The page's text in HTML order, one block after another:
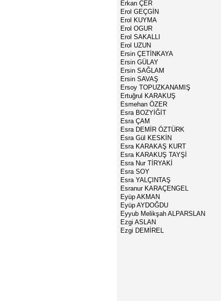
Erkan ÇER
Erol GEÇGİN
Erol KUYMA
Erol OGUR
Erol SAKALLI
Erol UZUN
Ersin ÇETİNKAYA
Ersin GÜLAY
Ersin SAĞLAM
Ersin SAVAŞ
Ersoy TOPUZKANAMIŞ
Ertuğrul KARAKUŞ
Esmehan ÖZER
Esra BOZYİĞİT
Esra ÇAM
Esra DEMİR ÖZTÜRK
Esra Gül KESKİN
Esra KARAKAŞ KURT
Esra KARAKUŞ TAYŞİ
Esra Nur TİRYAKİ
Esra SOY
Esra YALÇINTAŞ
Esranur KARAÇENGEL
Eyüp AKMAN
Eyüp AYDOĞDU
Eyyub Melikşah ALPARSLAN
Ezgi ASLAN
Ezgi DEMİREL